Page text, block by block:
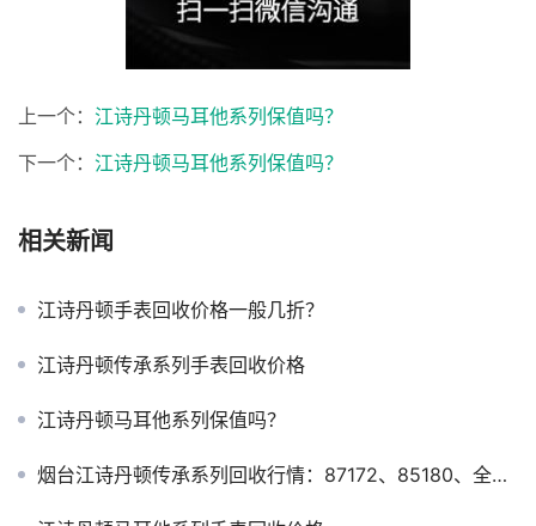
上一个： 江诗丹顿马耳他系列保值吗？
下一个： 江诗丹顿马耳他系列保值吗？
相关新闻
江诗丹顿手表回收价格一般几折？
江诗丹顿传承系列手表回收价格
江诗丹顿马耳他系列保值吗？
烟台江诗丹顿传承系列回收行情：87172、85180、全日历月相值多少钱？